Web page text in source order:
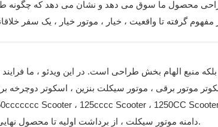
موتور برقی ، موتور سیکلت بنزین ، اسکوتر دوچرخه
دامنه موتور سیکلت ، از برداشت اولیه تا محصول نهایی ، با نوآوری و کاردستی تعبیه شده در هر مرحله.